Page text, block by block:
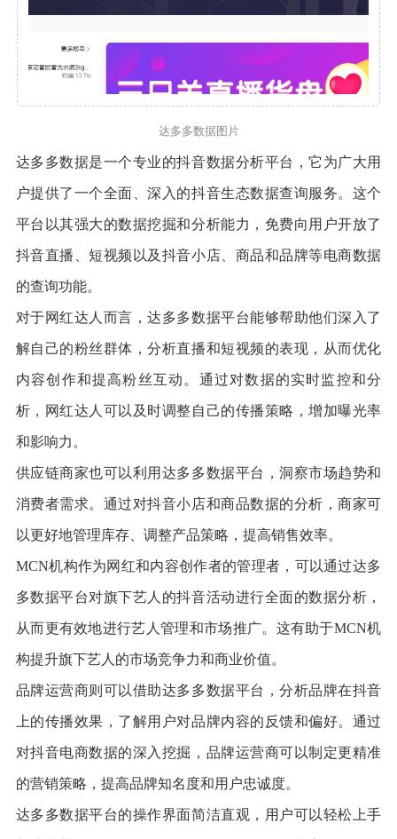
达多多数据图片
达多多数据是一个专业的抖音数据分析平台，它为广大用
户提供了一个全面、深入的抖音生态数据查询服务。这个
平台以其强大的数据挖掘和分析能力，免费向用户开放了
抖音直播、短视频以及抖音小店、商品和品牌等电商数据
的查询功能。
对于网红达人而言，达多多数据平台能够帮助他们深入了
解自己的粉丝群体，分析直播和短视频的表现，从而优化
内容创作和提高粉丝互动。通过对数据的实时监控和分
析，网红达人可以及时调整自己的传播策略，增加曝光率
和影响力。
供应链商家也可以利用达多多数据平台，洞察市场趋势和
消费者需求。通过对抖音小店和商品数据的分析，商家可
以更好地管理库存、调整产品策略，提高销售效率。
MCN机构作为网红和内容创作者的管理者，可以通过达多
多数据平台对旗下艺人的抖音活动进行全面的数据分析，
从而更有效地进行艺人管理和市场推广。这有助于MCN机
构提升旗下艺人的市场竞争力和商业价值。
品牌运营商则可以借助达多多数据平台，分析品牌在抖音
上的传播效果，了解用户对品牌内容的反馈和偏好。通过
对抖音电商数据的深入挖掘，品牌运营商可以制定更精准
的营销策略，提高品牌知名度和用户忠诚度。
达多多数据平台的操作界面简洁直观，用户可以轻松上手